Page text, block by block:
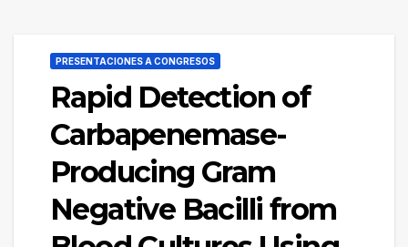
PRESENTACIONES A CONGRESOS
Rapid Detection of
Carbapenemase-
Producing Gram
Negative Bacilli from